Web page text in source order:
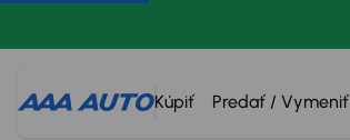
Kúpiť Predať / Vymeniť
Hľadáte: Zrušiť všetko